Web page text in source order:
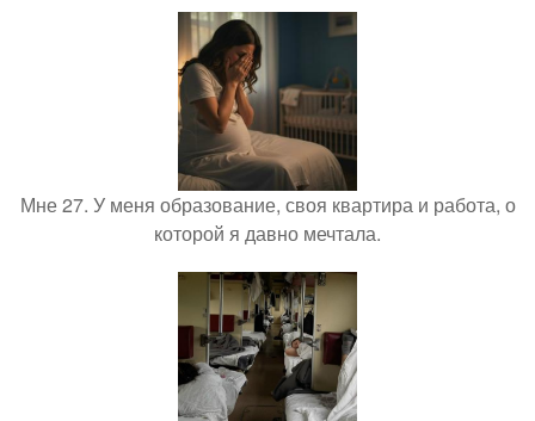
Мне 27. У меня образование, своя квартира и работа, о
которой я давно мечтала.